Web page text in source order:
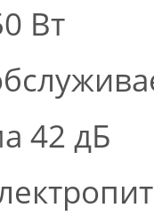
Вт
42 дБ